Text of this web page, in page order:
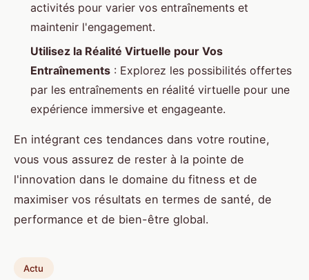
activités pour varier vos entraînements et
maintenir l'engagement.
Utilisez la Réalité Virtuelle pour Vos
Entraînements : Explorez les possibilités offertes
par les entraînements en réalité virtuelle pour une
expérience immersive et engageante.
En intégrant ces tendances dans votre routine,
vous vous assurez de rester à la pointe de
l'innovation dans le domaine du fitness et de
maximiser vos résultats en termes de santé, de
performance et de bien-être global.
Actu